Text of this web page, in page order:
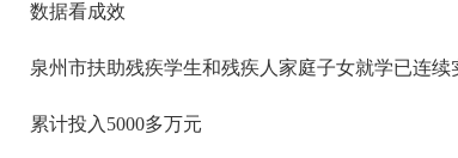
数据看成效
泉州市扶助残疾学生和残疾人家庭子女就学已连续
累计投入5000多万元